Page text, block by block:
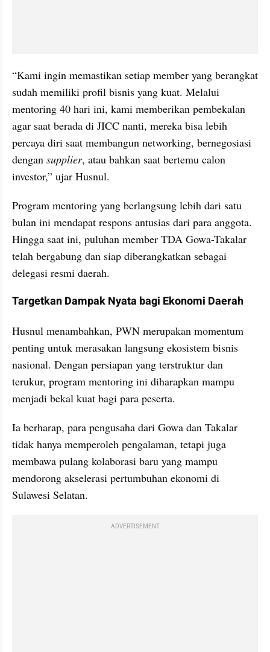
“Kami ingin memastikan setiap member yang berangkat
sudah memiliki profil bisnis yang kuat. Melalui
mentoring 40 hari ini, kami memberikan pembekalan
agar saat berada di JICC nanti, mereka bisa lebih
percaya diri saat membangun networking, bernegosiasi
dengan supplier, atau bahkan saat bertemu calon
investor,” ujar Husnul.
Program mentoring yang berlangsung lebih dari satu
bulan ini mendapat respons antusias dari para anggota.
Hingga saat ini, puluhan member TDA Gowa-Takalar
telah bergabung dan siap diberangkatkan sebagai
delegasi resmi daerah.
Targetkan Dampak Nyata bagi Ekonomi Daerah
Husnul menambahkan, PWN merupakan momentum
penting untuk merasakan langsung ekosistem bisnis
nasional. Dengan persiapan yang terstruktur dan
terukur, program mentoring ini diharapkan mampu
menjadi bekal kuat bagi para peserta.
Ia berharap, para pengusaha dari Gowa dan Takalar
tidak hanya memperoleh pengalaman, tetapi juga
membawa pulang kolaborasi baru yang mampu
mendorong akselerasi pertumbuhan ekonomi di
Sulawesi Selatan.
ADVERTISEMENT